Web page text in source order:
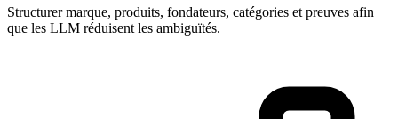
Structurer marque, produits, fondateurs, catégories et preuves afin
que les LLM réduisent les ambiguïtés.